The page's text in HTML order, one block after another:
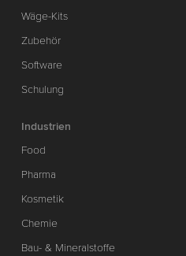
Wäge-Kits
Zubehör
Software
Schulung
Industrien
Food
Pharma
Kosmetik
Chemie
Bau- & Mineralstoffe